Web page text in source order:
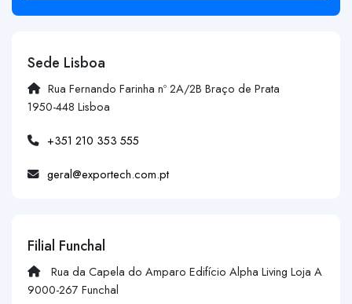
Sede Lisboa
Rua Fernando Farinha nº 2A/2B Braço de Prata
1950-448 Lisboa
+351 210 353 555
geral@exportech.com.pt
Filial Funchal
Rua da Capela do Amparo Edifício Alpha Living Loja A
9000-267 Funchal